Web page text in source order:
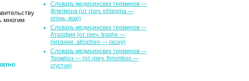
многим
Словарь медицинских терминов —
Флегмона (от гpeч. phlegma —
огонь, жар)
Словарь медицинских терминов —
Атрофия (от греч. trophe —
питание, atropheo — гасну)
Словарь медицинских терминов —
Тромбоз — (от греч. thrombos —
сгусток)